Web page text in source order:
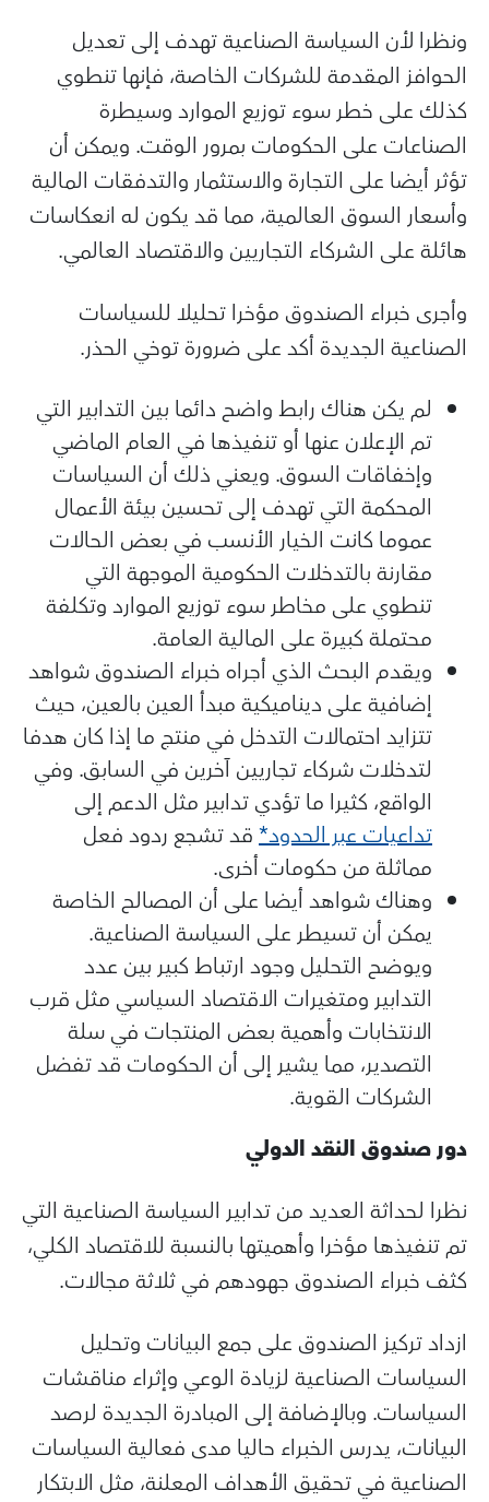
ونظرا لأن السياسة الصناعية تهدف إلى تعديل
الحوافز المقدمة للشركات الخاصة، فإنها تنطوي
كذلك على خطر سوء توزيع الموارد وسيطرة
الصناعات على الحكومات بمرور الوقت. ويمكن أن
تؤثر أيضا على التجارة والاستثمار والتدفقات المالية
وأسعار السوق العالمية، مما قد يكون له انعكاسات
هائلة على الشركاء التجاريين والاقتصاد العالمي.
وأجرى خبراء الصندوق مؤخرا تحليلا للسياسات
الصناعية الجديدة أكد على ضرورة توخي الحذر.
لم يكن هناك رابط واضح دائما بين التدابير التي
تم الإعلان عنها أو تنفيذها في العام الماضي
وإخفاقات السوق. ويعني ذلك أن السياسات
المحكمة التي تهدف إلى تحسين بيئة الأعمال
عموما كانت الخيار الأنسب في بعض الحالات
مقارنة بالتدخلات الحكومية الموجهة التي
تنطوي على مخاطر سوء توزيع الموارد وتكلفة
محتملة كبيرة على المالية العامة.
ويقدم البحث الذي أجراه خبراء الصندوق شواهد
إضافية على ديناميكية مبدأ العين بالعين، حيث
تتزايد احتمالات التدخل في منتج ما إذا كان هدفا
لتدخلات شركاء تجاريين آخرين في السابق. وفي
الواقع، كثيرا ما تؤدي تدابير مثل الدعم إلى
تداعيات عبر الحدود*قد تشجع ردود فعل
مماثلة من حكومات أخرى.
وهناك شواهد أيضا على أن المصالح الخاصة
يمكن أن تسيطر على السياسة الصناعية.
ويوضح التحليل وجود ارتباط كبير بين عدد
التدابير ومتغيرات الاقتصاد السياسي مثل قرب
الانتخابات وأهمية بعض المنتجات في سلة
التصدير، مما يشير إلى أن الحكومات قد تفضل
الشركات القوية.
دور صندوق النقد الدولي
نظرا لحداثة العديد من تدابير السياسة الصناعية التي
تم تنفيذها مؤخرا وأهميتها بالنسبة للاقتصاد الكلي،
كثف خبراء الصندوق جهودهم في ثلاثة مجالات.
ازداد تركيز الصندوق على جمع البيانات وتحليل
السياسات الصناعية لزيادة الوعي وإثراء مناقشات
السياسات. وبالإضافة إلى المبادرة الجديدة لرصد
البيانات، يدرس الخبراء حاليا مدى فعالية السياسات
الصناعية في تحقيق الأهداف المعلنة، مثل الابتكار